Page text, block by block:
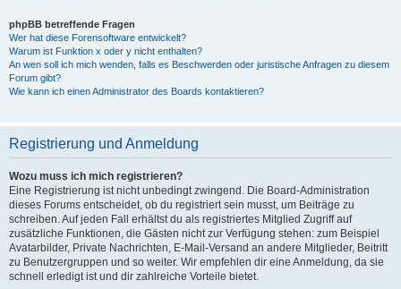
phpBB betreffende Fragen
Wer hat diese Forensoftware entwickelt?
Warum ist Funktion x oder y nicht enthalten?
An wen soll ich mich wenden, falls es Beschwerden oder juristische Anfragen zu diesem
Forum gibt?
Wie kann ich einen Administrator des Boards kontaktieren?
Registrierung und Anmeldung
Wozu muss ich mich registrieren?
Eine Registrierung ist nicht unbedingt zwingend. Die Board-Administration
dieses Forums entscheidet, ob du registriert sein musst, um Beiträge zu
schreiben. Auf jeden Fall erhältst du als registriertes Mitglied Zugriff auf
zusätzliche Funktionen, die Gästen nicht zur Verfügung stehen: zum Beispiel
Avatarbilder, Private Nachrichten, E-Mail-Versand an andere Mitglieder, Beitritt
zu Benutzergruppen und so weiter. Wir empfehlen dir eine Anmeldung, da sie
schnell erledigt ist und dir zahlreiche Vorteile bietet.